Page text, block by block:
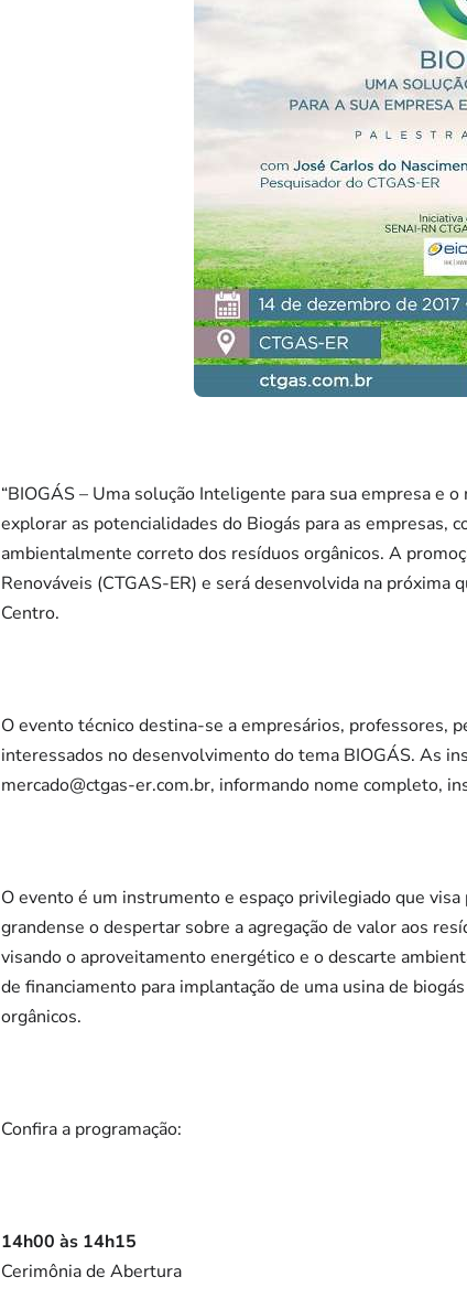
“BIOGÁS – Uma solução Inteligente para sua empresa e
explorar as potencialidades do Biogás para as empresas,
ambientalmente correto dos resíduos orgânicos. A
Renováveis (CTGAS-ER) e será desenvolvida na
Centro.
O evento técnico destina-se a empresários, professores,
interessados no desenvolvimento do tema BIOGÁS. As
mercado@ctgas-er.com.br, informando nome completo,
O evento é um instrumento e espaço privilegiado que
grandense o despertar sobre a agregação de valor aos
visando o aproveitamento energético e o descarte
de financiamento para implantação de uma usina de
orgânicos.
Confira a programação:
14h00 às 14h15
Cerimônia de Abertura